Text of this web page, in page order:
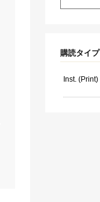
購読タイプ
Inst. (Print)